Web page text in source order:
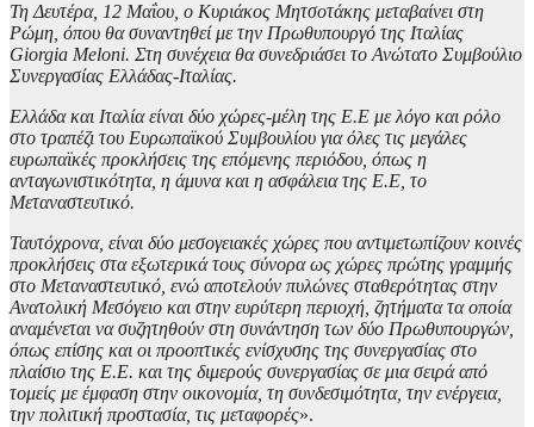
Τη Δευτέρα, 12 Μαΐου, ο Κυριάκος Μητσοτάκης μεταβαίνει στη
Ρώμη, όπου θα συναντηθεί με την Πρωθυπουργό της Ιταλίας
Giorgia Meloni. Στη συνέχεια θα συνεδριάσει το Ανώτατο Συμβούλιο
Συνεργασίας Ελλάδας-Ιταλίας.
Ελλάδα και Ιταλία είναι δύο χώρες-μέλη της Ε.Ε με λόγο και ρόλο
στο τραπέζι του Ευρωπαϊκού Συμβουλίου για όλες τις μεγάλες
ευρωπαϊκές προκλήσεις της επόμενης περιόδου, όπως η
ανταγωνιστικότητα, η άμυνα και η ασφάλεια της Ε.Ε, το
Μεταναστευτικό.
Ταυτόχρονα, είναι δύο μεσογειακές χώρες που αντιμετωπίζουν κοινές
προκλήσεις στα εξωτερικά τους σύνορα ως χώρες πρώτης γραμμής
στο Μεταναστευτικό, ενώ αποτελούν πυλώνες σταθερότητας στην
Ανατολική Μεσόγειο και στην ευρύτερη περιοχή, ζητήματα τα οποία
αναμένεται να συζητηθούν στη συνάντηση των δύο Πρωθυπουργών,
όπως επίσης και οι προοπτικές ενίσχυσης της συνεργασίας στο
πλαίσιο της Ε.Ε. και της διμερούς συνεργασίας σε μια σειρά από
τομείς με έμφαση στην οικονομία, τη συνδεσιμότητα, την ενέργεια,
την πολιτική προστασία, τις μεταφορές».